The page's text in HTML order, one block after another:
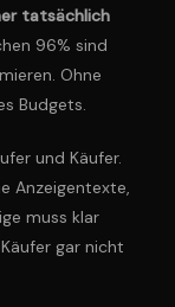
tatsächlich
96% sind
Ohne
Budgets.
und Käufer.
Anzeigentexte,
muss klar
gar nicht